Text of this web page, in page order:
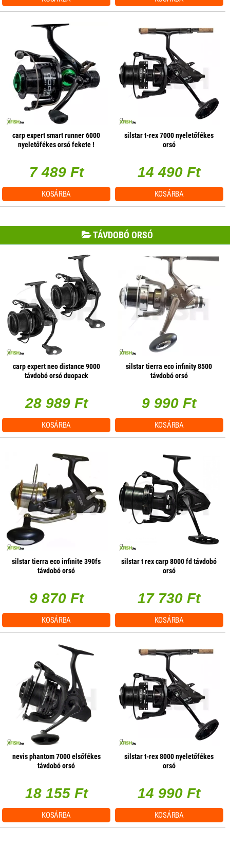
carp expert smart runner 6000
nyeletőfékes orsó fekete !
7 489 Ft
KOSÁRBA
silstar t-rex 7000 nyeletőfékes
orsó
14 490 Ft
KOSÁRBA
TÁVDOBÓ ORSÓ
carp expert neo distance 9000
távdobó orsó duopack
28 989 Ft
KOSÁRBA
silstar tierra eco infinity 8500
távdobó orsó
9 990 Ft
KOSÁRBA
silstar tierra eco infinite 390fs
távdobó orsó
9 870 Ft
KOSÁRBA
silstar t rex carp 8000 fd távdobó
orsó
17 730 Ft
KOSÁRBA
nevis phantom 7000 elsőfékes
távdobó orsó
18 155 Ft
KOSÁRBA
silstar t-rex 8000 nyeletőfékes
orsó
14 990 Ft
KOSÁRBA